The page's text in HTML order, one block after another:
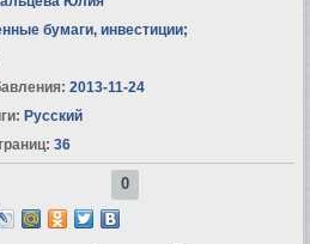
бумаги, инвестиции;
2013-11-24
Русский
36
0